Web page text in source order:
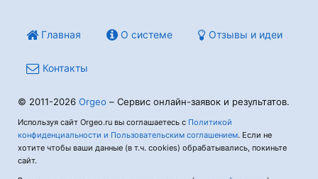
Главная О системе Отзывы и идеи
Контакты
© 2011-2026 Orgeo – Сервис онлайн-заявок и результатов.
Используя сайт Orgeo.ru вы соглашаетесь с Политикой
конфиденциальности и Пользовательским соглашением. Если не
хотите чтобы ваши данные (в т.ч. cookies) обрабатывались, покиньте
сайт.